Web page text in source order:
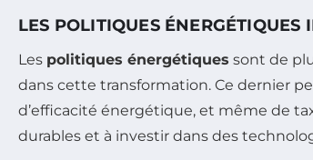
LES POLITIQUES
Les politiques énergétiques sont de
dans cette transformation. Ce dernier
d’efficacité énergétique, et même de
durables et à investir dans des